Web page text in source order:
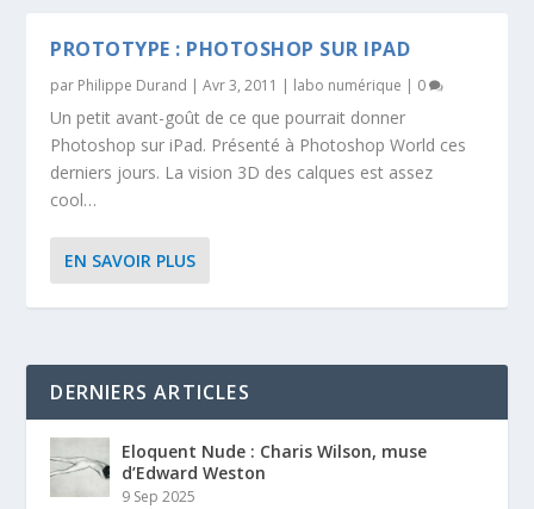
PROTOTYPE : PHOTOSHOP SUR IPAD
par Philippe Durand |Avr 3, 2011 | labo numérique | 0
Un petit avant-goût de ce que pourrait donner
Photoshop sur iPad. Présenté à Photoshop World ces
derniers jours. La vision 3D des calques est assez
cool…
EN SAVOIR PLUS
DERNIERS ARTICLES
Eloquent Nude : Charis Wilson, muse
d’Edward Weston
9 Sep 2025